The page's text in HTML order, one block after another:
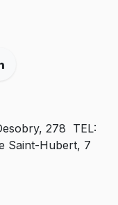
278 TEL:
Saint-Hubert, 7